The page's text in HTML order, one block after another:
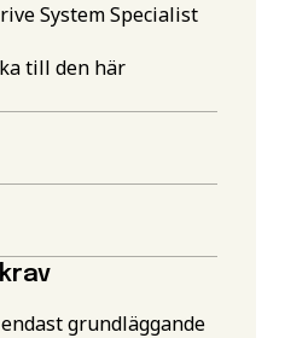
System Specialist
till den här
grundläggande